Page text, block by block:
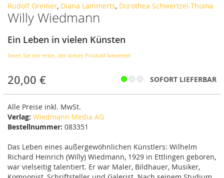
Rudolf Greiner, Diana Lammerts, Dorothea Schwertzel-Thoma
Willy Wiedmann
Ein Leben in vielen Künsten
Seien Sie der erste, der dieses Produkt bewertet
20,00 € SOFORT LIEFERBAR
Alle Preise inkl. MwSt.
Verlag: Wiedmann Media AG
Bestellnummer: 083351
Das Leben eines außergewöhnlichen Künstlers: Wilhelm
Richard Heinrich (Willy) Wiedmann, 1929 in Ettlingen geboren,
war vielseitig talentiert. Er war Maler, Bildhauer, Musiker,
Zum
Anfang
der
Bildergalerie
springen